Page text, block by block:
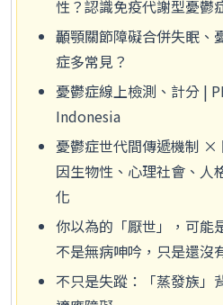
性？認識免疫代謝型憂鬱
顳顎關節障礙合併失眠、
症多常見？
憂鬱症線上檢測、計分 |
Indonesia
憂鬱症世代間傳遞機制 ×
因生物性、心理社會、人
化
你以為的「厭世」，可能
不是無病呻吟，只是還沒
不只是失蹤：「蒸發族」